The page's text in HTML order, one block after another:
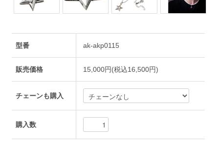
型番 ak-akp0115
販売価格 15,000円(税込16,500円)
チェーンも購入
購入数